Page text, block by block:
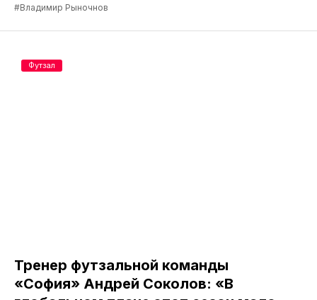
#Владимир Рыночнов
Тренер футзальной команды
«София» Андрей Соколов: «В
Футзал